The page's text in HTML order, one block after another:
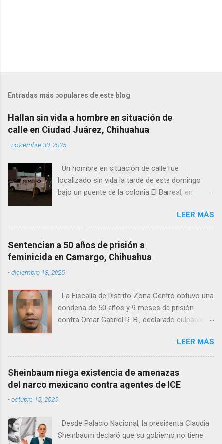
Entradas más populares de este blog
Hallan sin vida a hombre en situación de
calle en Ciudad Juárez, Chihuahua
-noviembre 30, 2025
Un hombre en situación de calle fue
localizado sin vida la tarde de este domingo
bajo un puente de la colonia El Barreal, en
de las calles 20 de Noviembre y Ramón Corona,
donde vecinos reportaron la presencia del
cuerpo. Elementos ministeriales y peritos de la
Fiscalía Zona Norte confirmaron que el
fallecido no presentaba huellas de violencia.
Habitantes de la zona señalaron que el hombre
desconocen su identidad.
LEER MÁS
Sentencian a 50 años de prisión a
feminicida en Camargo, Chihuahua
-diciembre 18, 2025
La Fiscalía de Distrito Zona Centro obtuvo una
condena de 50 años y 9 meses de prisión
contra Omar Gabriel R. B., declarado culpable
ocurrido en julio de 2021 en Camargo. De
acuerdo con las investigaciones, el acusado,
junto con Ramón Porfirio V. P., raptó y
estranguló a la víctima, cuyo cuerpo fue hallado
en septiembre de 2022 en un predio cercano a
ordenó que la pena se cumpla en el Centro de
Reinserción Social Estatal número 1 de Aquiles
LEER MÁS
Sheinbaum niega existencia de amenazas
del narco mexicano contra agentes de ICE
-octubre 15, 2025
Desde Palacio Nacional, la presidenta Claudia
Sheinbaum declaró que su gobierno no tiene